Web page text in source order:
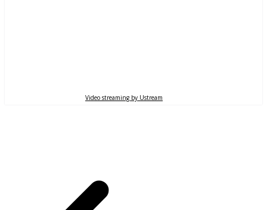
Video streaming by Ustream